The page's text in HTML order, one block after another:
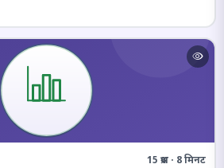
15 प्रश्न · 8 मिनट